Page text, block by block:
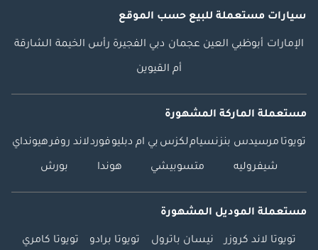
الطين - فتحة سقف -
- مصابيح LED
للتشغيل النهاري -
للأبواب الأمامية
والخلفية - إضاءة
زجاج أمامي تستشعر
المطر تلقائيًا -
سيارات مستعملة للبيع حسب الموقع
الإمارات أبوظبي العين عجمان دبي الفجيرة رأس الخيمة الشارقة
أم القيوين
مستعملة الماركة المشهورة
تويوتا مرسيدس بنزنسياملكزس بي ام دبليوفوردلاند روفرهيونداي
شيفروليه متسوبيشي هوندا بورش
مستعملة الموديل المشهورة
تويوتا لاند كروزر نيسان باترول تويوتا برادو تويوتا كامري